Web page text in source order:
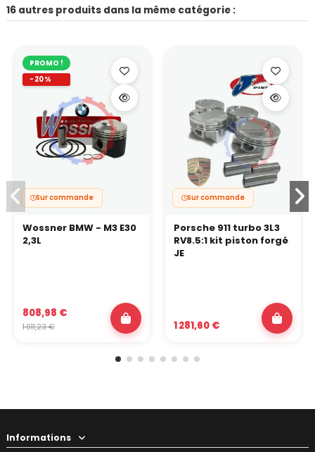
16 autres produits dans la même catégorie :
PROMO !
-20%
Sur commande
Wossner BMW - M3 E30
2,3L
808,98 €
1 011,23 €
Sur commande
Porsche 911 turbo 3L3
RV8.5:1 kit piston forgé
JE
1 281,60 €
Informations